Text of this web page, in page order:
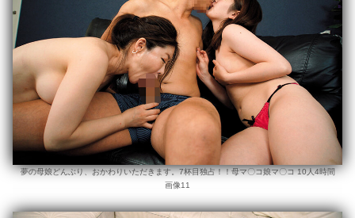
夢の母娘どんぶり、おかわりいただきます。7杯目独占！！母マ〇コ娘マ〇コ 10人4時間
画像11